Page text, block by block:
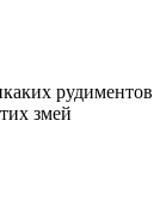
рудиментов
змей